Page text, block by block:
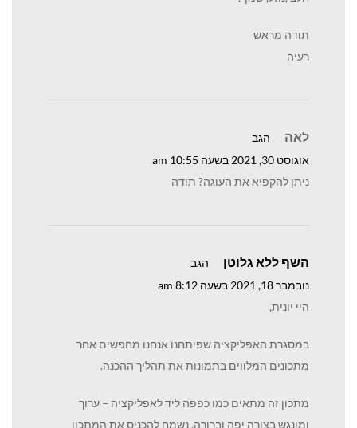
תודה מראש
רעיה
לאה
הגב
אוגוסט 30, 2021 בשעה 10:55 am
ניתן להקפיא את העוגה? תודה
השף ללא גלוטן
הגב
נובמבר 18, 2021 בשעה 8:12 am
היי יונית,
במסגרת האפליקציה שפיתחנו אנחנו מחפשים אחר
מתכונים המלווים בתמונות את תהליך ההכנה.
מתכון זה מתאים כמו כפפה ליד לאפליקציה – ערוך
ומונגש בצורה יפה וברורה. נשמח להכניס את המתכון